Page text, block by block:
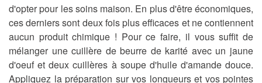
d'opter pour les soins maison. En plus d'être économiques,
ces derniers sont deux fois plus efficaces et ne contiennent
aucun produit chimique ! Pour ce faire, il vous suffit de
mélanger une cuillère de beurre de karité avec un jaune
d'oeuf et deux cuillères à soupe d'huile d'amande douce.
Appliquez la préparation sur vos longueurs et vos pointes